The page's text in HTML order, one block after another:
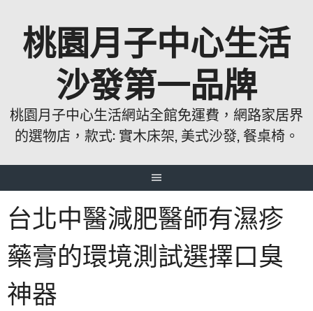
桃園月子中心生活
沙發第一品牌
桃園月子中心生活網站全館免運費，網路家居界
的選物店，款式: 實木床架, 美式沙發, 餐桌椅。
台北中醫減肥醫師有濕疹
藥膏的環境測試選擇口臭
神器